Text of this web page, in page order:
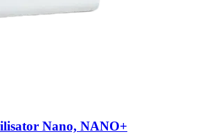
Nano, NANO+